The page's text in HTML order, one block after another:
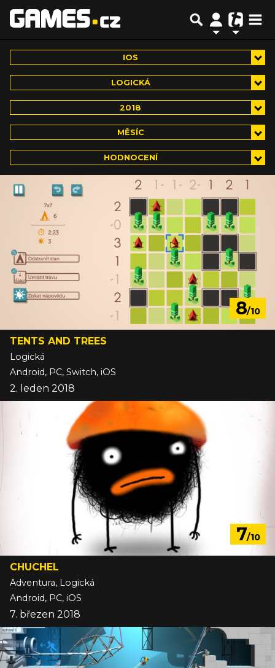
IOS
LOGICKÁ
2018
MĚSÍC
HODNOCENÍ
8/10
TENTS AND TREES
Logická
Android, PC, Switch, iOS
2. leden 2018
7/10
CHUCHEL
Adventura, Logická
Android, PC, iOS
7. březen 2018